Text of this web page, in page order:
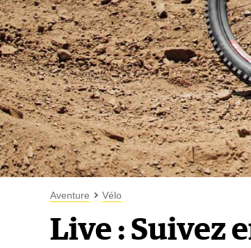
Aventure Vélo
Live : Suivez